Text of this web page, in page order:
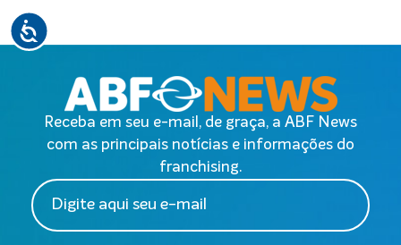
Receba em seu e-mail, de graça, a ABF News
com as principais notícias e informações do
franchising.